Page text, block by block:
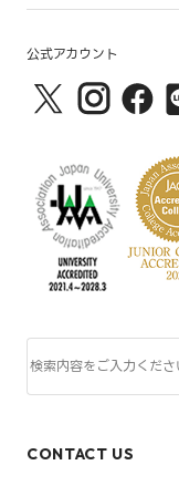
公式アカウント
CONTACT US